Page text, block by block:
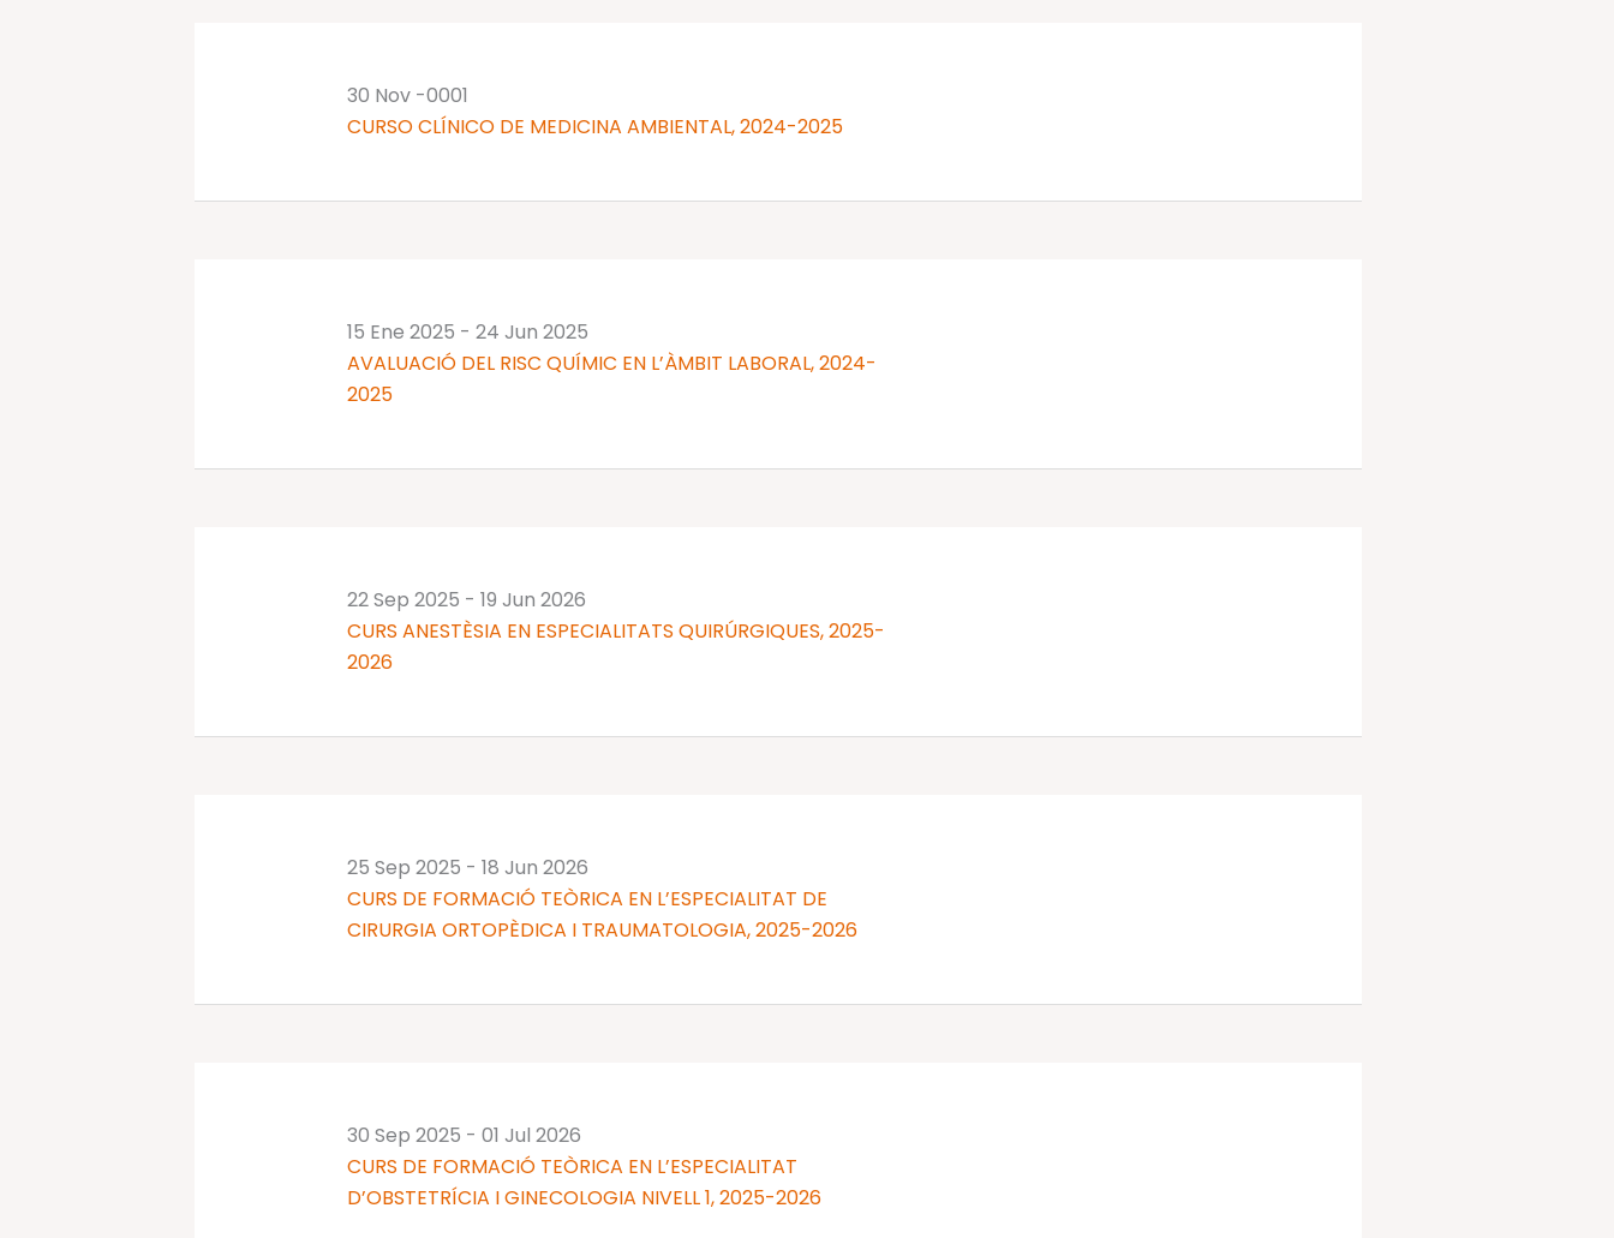
CURSO CLÍNICO DE MEDICINA AMBIENTAL, 2024-2025
30 Nov -0001
AVALUACIÓ DEL RISC QUÍMIC EN L’ÀMBIT LABORAL, 2024-
2025
15 Ene 2025 - 24 Jun 2025
CURS ANESTÈSIA EN ESPECIALITATS QUIRÚRGIQUES, 2025-
2026
22 Sep 2025 - 19 Jun 2026
CURS DE FORMACIÓ TEÒRICA EN L’ESPECIALITAT DE
CIRURGIA ORTOPÈDICA I TRAUMATOLOGIA, 2025-2026
25 Sep 2025 - 18 Jun 2026
CURS DE FORMACIÓ TEÒRICA EN L’ESPECIALITAT
D’OBSTETRÍCIA I GINECOLOGIA NIVELL 1, 2025-2026
30 Sep 2025 - 01 Jul 2026